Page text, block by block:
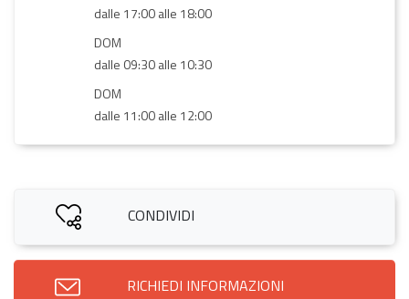
dalle 17:00 alle 18:00
DOM
dalle 09:30 alle 10:30
DOM
dalle 11:00 alle 12:00
CONDIVIDI
RICHIEDI INFORMAZIONI